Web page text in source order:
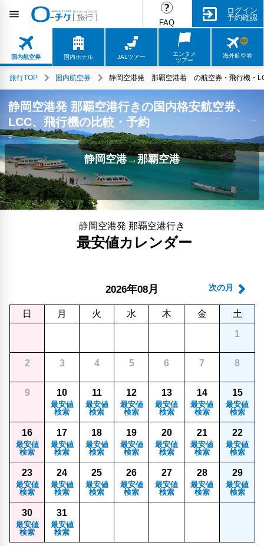
FAQ
ログイン
予約確認
国内航空券 国内ホテル JALツアー
エンタメ
ツアー
海外航空券
旅行TOP 国内航空券 静岡空港発 那覇空港着 の航空券・飛行機・
静岡空港発 那覇空港行きの国内格安航空券、
LCC、飛行機の比較・予約
静岡空港→那覇空港
静岡空港発 那覇空港行き
最安値カレンダー
次の月
2026年08月
日 月 火 水 木 金
土
1
2 3 4 5 6 7 8
9 10
最安値
検索
11
最安値
検索
12
最安値
検索
13
最安値
検索
14
最安値
検索
15
最安値
検索
16
最安値
検索
17
最安値
検索
18
最安値
検索
19
最安値
検索
20
最安値
検索
21
最安値
検索
22
最安値
検索
23
最安値
検索
24
最安値
検索
25
最安値
検索
26
最安値
検索
27
最安値
検索
28
最安値
検索
29
最安値
検索
30
最安値
検索
31
最安値
検索